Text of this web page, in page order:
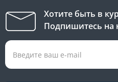
Хотите быть в
Подпишитесь на